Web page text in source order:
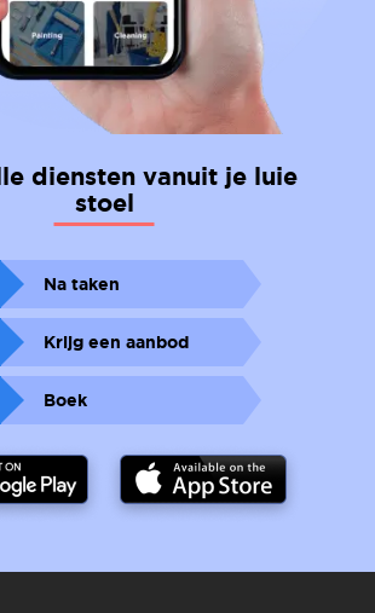
diensten vanuit je luie
stoel
Na taken
Krijg een aanbod
Boek